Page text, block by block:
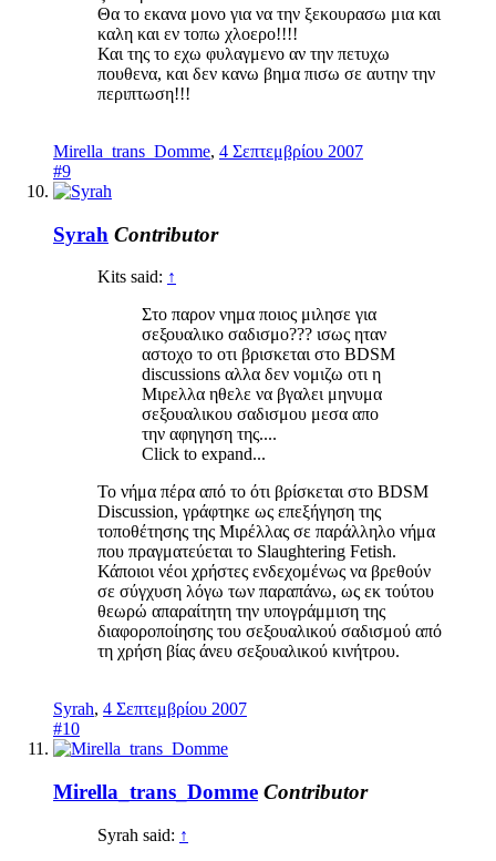
Θα το εκανα μονο για να την ξεκουρασω μια και
καλη και εν τοπω χλοερο!!!!
Και της το εχω φυλαγμενο αν την πετυχω
πουθενα, και δεν κανω βημα πισω σε αυτην την
περιπτωση!!!
Mirella_trans_Domme, 4 Σεπτεμβρίου 2007
#9
Syrah Contributor
Kits said: ↑
Στο παρον νημα ποιος μιλησε για
σεξουαλικο σαδισμο??? ισως ηταν
αστοχο το οτι βρισκεται στο BDSM
discussions αλλα δεν νομιζω οτι η
Μιρελλα ηθελε να βγαλει μηνυμα
σεξουαλικου σαδισμου μεσα απο
την αφηγηση της....
Click to expand...
Το νήμα πέρα από το ότι βρίσκεται στο BDSM
Discussion, γράφτηκε ως επεξήγηση της
τοποθέτησης της Μιρέλλας σε παράλληλο νήμα
που πραγματεύεται το Slaughtering Fetish.
Κάποιοι νέοι χρήστες ενδεχομένως να βρεθούν
σε σύγχυση λόγω των παραπάνω, ως εκ τούτου
θεωρώ απαραίτητη την υπογράμμιση της
διαφοροποίησης του σεξουαλικού σαδισμού από
τη χρήση βίας άνευ σεξουαλικού κινήτρου.
Syrah, 4 Σεπτεμβρίου 2007
#10
Mirella_trans_Domme Contributor
Syrah said: ↑